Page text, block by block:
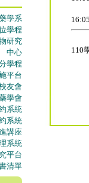
學系
學程
研究
中心
學程
平台
友會
學會
系統
系統
講座
系統
平台
清單
110